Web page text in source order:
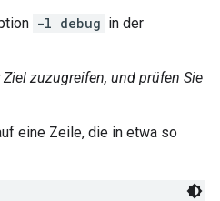
-l debug in der
Ziel zuzugreifen, und prüfen Sie
eine Zeile, die in etwa so